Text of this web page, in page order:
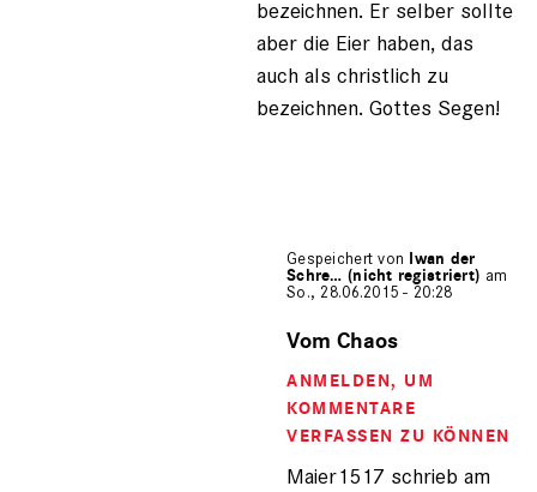
bezeichnen. Er selber sollte
aber die Eier haben, das
auch als christlich zu
bezeichnen. Gottes Segen!
Gespeichert von Iwan der
Schre… (nicht registriert) am
So., 28.06.2015 - 20:28
auf
Maier1517
(nicht
registriert)
Vom Chaos
ANMELDEN, UM
KOMMENTARE
VERFASSEN ZU KÖNNEN
Maier1517 schrieb am